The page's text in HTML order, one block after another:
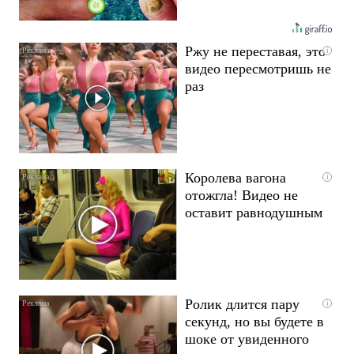
i
Ржу не переставая, это
видео пересмотришь не
раз
i
Королева вагона
отожгла! Видео не
оставит равнодушным
i
Ролик длится пару
секунд, но вы будете в
шоке от увиденного